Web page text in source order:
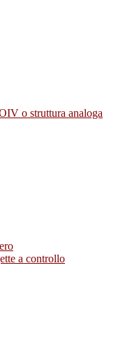
o struttura analoga
a controllo